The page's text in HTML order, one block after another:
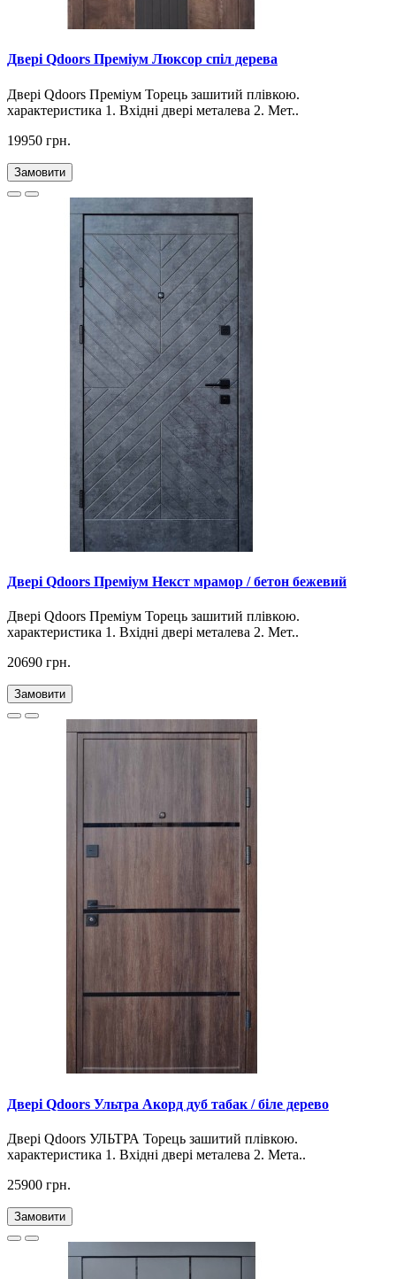
Двері Qdoors Преміум Люксор спіл дерева
Двері Qdoors Премiум Торець зашитий плівкою.
характеристика 1. Вхідні двері металева 2. Мет..
19950 грн.
Замовити
Двері Qdoors Преміум Некст мрамор / бетон бежевий
Двері Qdoors Премiум Торець зашитий плівкою.
характеристика 1. Вхідні двері металева 2. Мет..
20690 грн.
Замовити
Двері Qdoors Ультра Акорд дуб табак / біле дерево
Двері Qdoors УЛЬТРА Торець зашитий плівкою.
характеристика 1. Вхідні двері металева 2. Мета..
25900 грн.
Замовити